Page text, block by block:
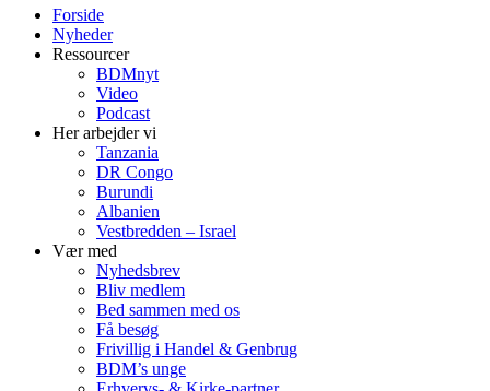
Forside
Nyheder
Ressourcer
BDMnyt
Video
Podcast
Her arbejder vi
Tanzania
DR Congo
Burundi
Albanien
Vestbredden – Israel
Vær med
Nyhedsbrev
Bliv medlem
Bed sammen med os
Få besøg
Frivillig i Handel & Genbrug
BDM’s unge